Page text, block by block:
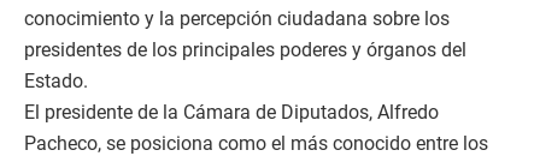
conocimiento y la percepción ciudadana sobre los
presidentes de los principales poderes y órganos del
Estado.
El presidente de la Cámara de Diputados, Alfredo
Pacheco, se posiciona como el más conocido entre los